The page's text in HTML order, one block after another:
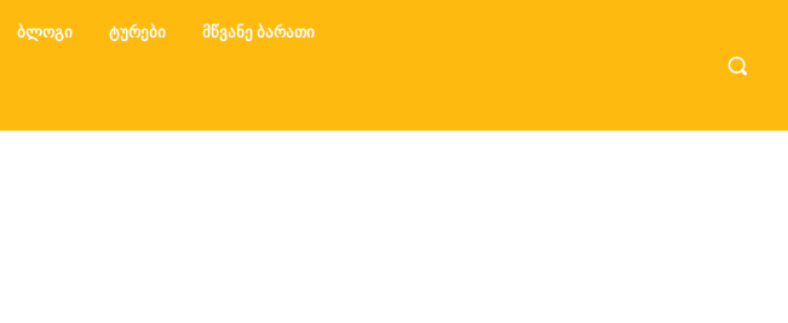
ᲑᲚᲝᲒᲘ ᲢᲣᲠᲔᲑᲘ ᲛᲬᲕᲐᲜᲔ ᲑᲐᲠᲐᲗᲘ